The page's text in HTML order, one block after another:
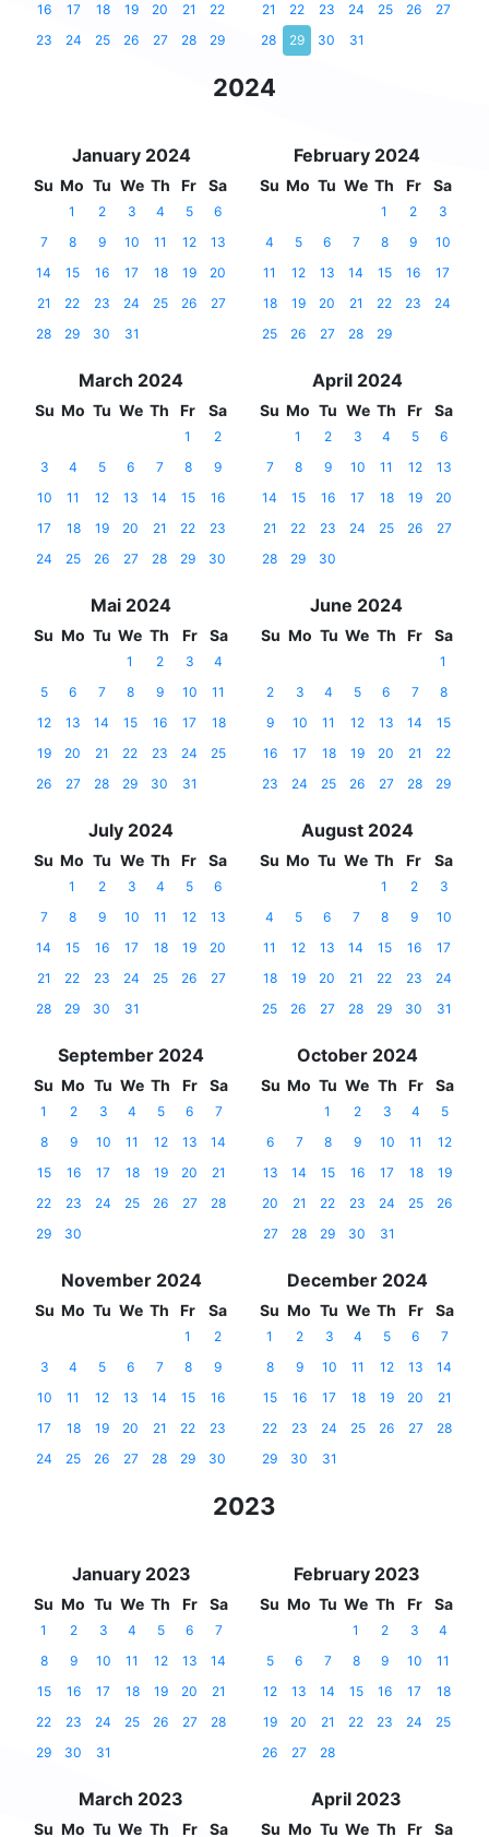
16
17 18 19 20 21
22
23
24 25 26 27 28 29
21
22 23 24 25 26
27
28
29 30 31
2024
January 2024
Su Mo Tu We Th Fr Sa
1 2 3 4 5
6
7
8 9 10 11 12
13
14
15 16 17 18 19
20
21
22 23 24 25 26
27
28
29 30 31
February 2024
Su Mo Tu We Th Fr Sa
1 2
3
4
5 6 7 8 9
10
11
12 13 14 15 16
17
18
19 20 21 22 23
24
25
26 27 28 29
March 2024
Su Mo Tu We Th Fr Sa
1
2
3
4 5 6 7 8
9
10
11 12 13 14 15
16
17
18 19 20 21 22
23
24
25 26 27 28 29 30
April 2024
Su Mo Tu We Th Fr Sa
1 2 3 4 5
6
7
8 9 10 11 12
13
14
15 16 17 18 19
20
21
22 23 24 25 26
27
28
29 30
Mai 2024
Su Mo Tu We Th Fr Sa
1 2 3
4
5
6 7 8 9 10
11
12
13 14 15 16 17
18
19
20 21 22 23 24
25
26
27 28 29 30 31
June 2024
Su Mo Tu We Th Fr Sa
1
2
3 4 5 6 7
8
9
10 11 12 13 14
15
16
17 18 19 20 21
22
23
24 25 26 27 28 29
July 2024
Su Mo Tu We Th Fr Sa
1 2 3 4 5
6
7
8 9 10 11 12
13
14
15 16 17 18 19
20
21
22 23 24 25 26
27
28
29 30 31
August 2024
Su Mo Tu We Th Fr Sa
1 2
3
4
5 6 7 8 9
10
11
12 13 14 15 16
17
18
19 20 21 22 23
24
25
26 27 28 29 30 31
September 2024
Su Mo Tu We Th Fr Sa
1 2 3 4 5 6
7
8
9 10 11 12 13
14
15
16 17 18 19 20
21
22
23 24 25 26 27
28
29
30
October 2024
Su Mo Tu We Th Fr Sa
1 2 3 4
5
6
7 8 9 10 11
12
13
14 15 16 17 18
19
20
21 22 23 24 25
26
27
28 29 30 31
November 2024
Su Mo Tu We Th Fr Sa
1
2
3
4 5 6 7 8
9
10
11 12 13 14 15
16
17
18 19 20 21 22
23
24
25 26 27 28 29 30
December 2024
Su Mo Tu We Th Fr Sa
1 2 3 4 5 6
7
8
9 10 11 12 13
14
15
16 17 18 19 20
21
22
23 24 25 26 27
28
29
30 31
2023
January 2023
Su Mo Tu We Th Fr Sa
1 2 3 4 5 6
7
8
9 10 11 12 13
14
15
16 17 18 19 20
21
22
23 24 25 26 27
28
29
30 31
February 2023
Su Mo Tu We Th Fr Sa
1 2 3
4
5
6 7 8 9 10
11
12
13 14 15 16 17
18
19
20 21 22 23 24
25
26
27 28
March 2023
Su Mo Tu We Th Fr Sa
April 2023
Su Mo Tu We Th Fr Sa